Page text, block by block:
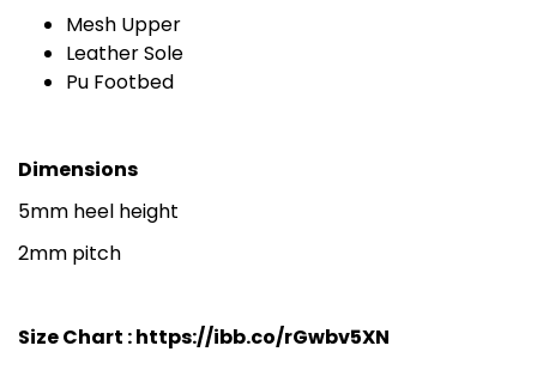
Mesh Upper
Leather Sole
Pu Footbed
Dimensions
5mm heel height
2mm pitch
Size Chart :https://ibb.co/rGwbv5XN